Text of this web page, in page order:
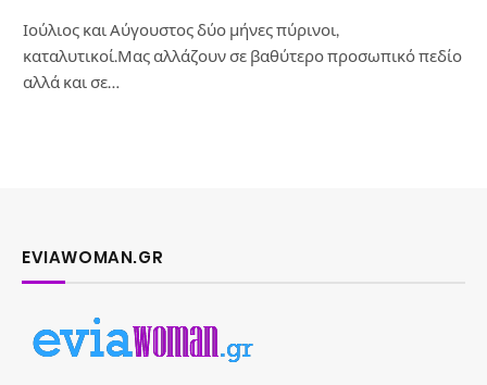
Ιούλιος και Αύγουστος δύο μήνες πύρινοι,
καταλυτικοί.Μας αλλάζουν σε βαθύτερο προσωπικό πεδίο
αλλά και σε…
EVIAWOMAN.GR